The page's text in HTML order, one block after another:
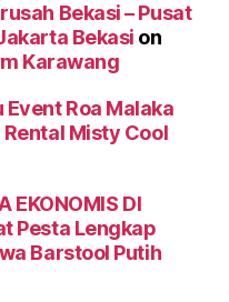
Bekasi – Pusat
Bekasi on
Karawang
Event Roa Malaka
Rental Misty Cool
EKONOMIS DI
Pesta Lengkap
Barstool Putih